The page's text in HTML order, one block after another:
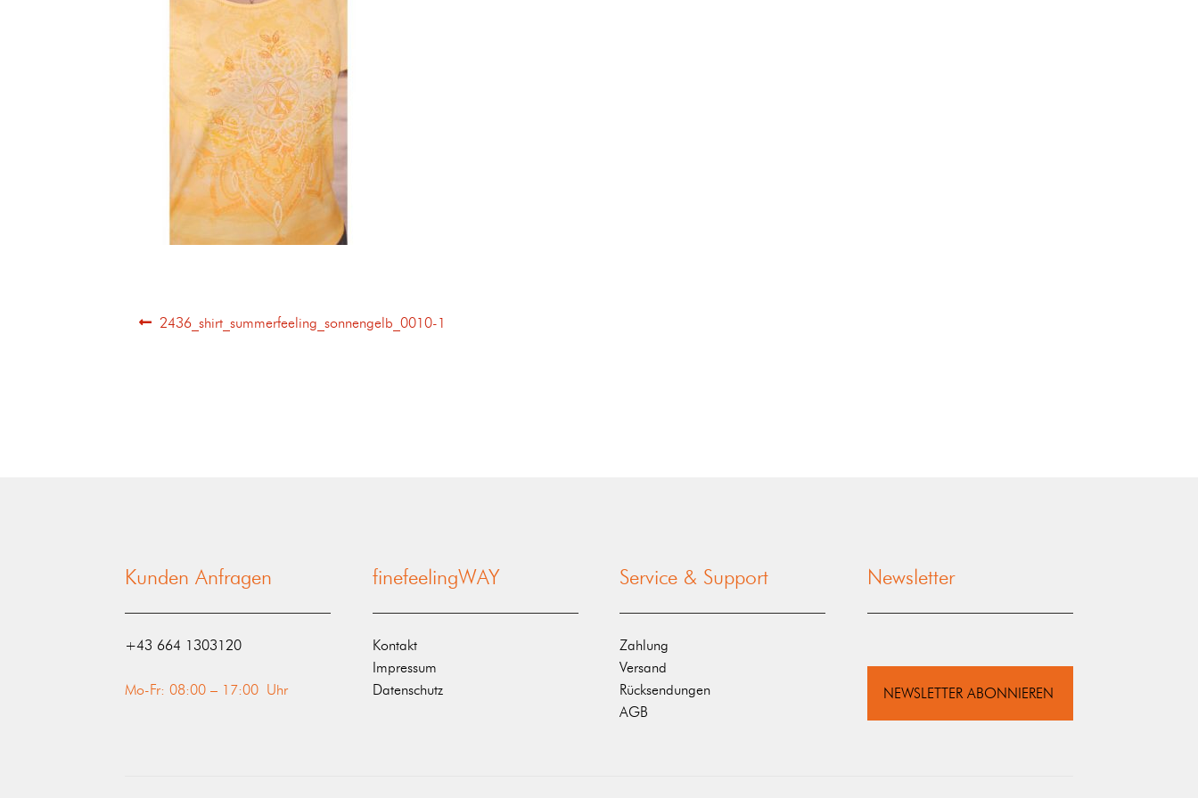
2436_shirt_summerfeeling_sonnengelb_0010-1
Kunden Anfragen
‭+43 664 1303120‬
Mo-Fr: 08:00 – 17:00 Uhr
finefeelingWAY
Kontakt
Impressum
Datenschutz
Service & Support
Zahlung
Versand
Rücksendungen
AGB
Newsletter
NEWSLETTER ABONNIEREN